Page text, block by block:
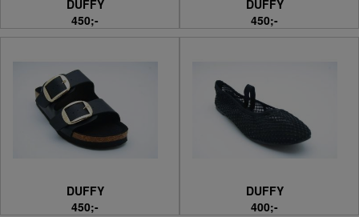
DUFFY
450;-
DUFFY
450;-
DUFFY
450;-
DUFFY
400;-